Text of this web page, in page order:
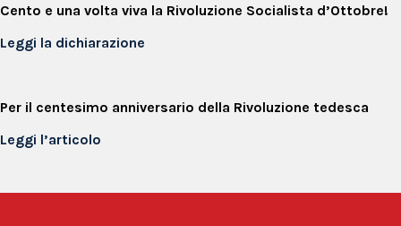
Cento e una volta viva la Rivoluzione Socialista d’Ottobre!
Leggi la dichiarazione
Per il centesimo anniversario della Rivoluzione tedesca
Leggi l’articolo